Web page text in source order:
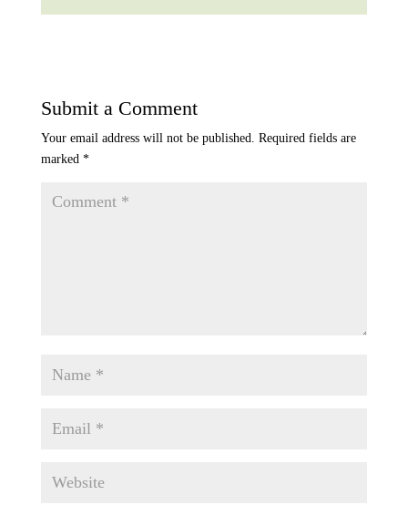
Submit a Comment
Your email address will not be published. Required fields are
marked *